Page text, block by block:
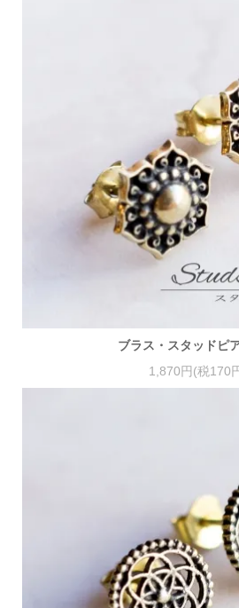
ブラス・スタッドピ
1,870円(税170